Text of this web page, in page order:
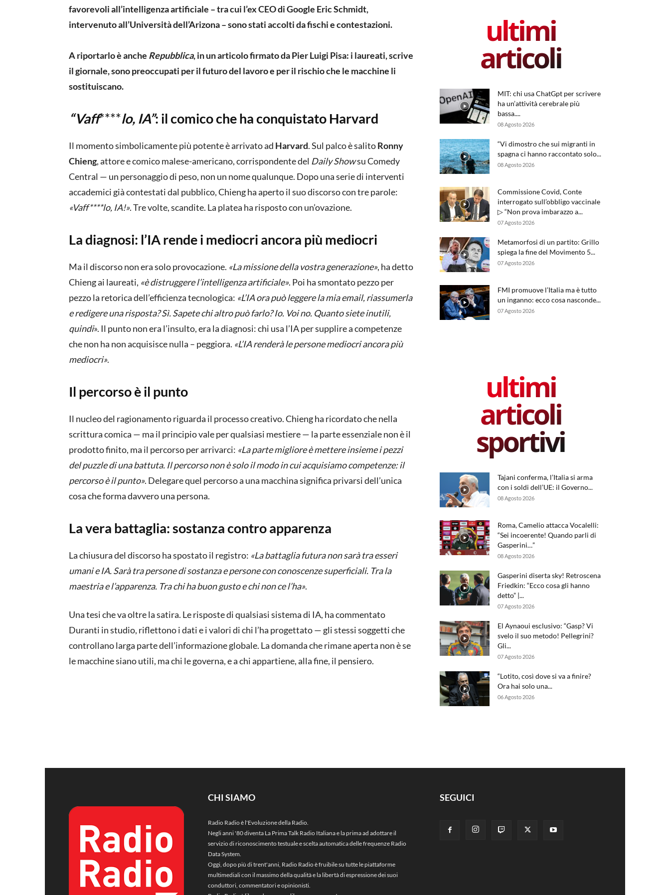
favorevoli all’intelligenza artificiale – tra cui l’ex CEO di Google Eric Schmidt,
intervenuto all’Università dell’Arizona – sono stati accolti da fischi e contestazioni.
A riportarlo è anche Repubblica, in un articolo firmato da Pier Luigi Pisa: i laureati, scrive
il giornale, sono preoccupati per il futuro del lavoro e per il rischio che le macchine li
sostituiscano.
“Vaff****lo, IA”: il comico che ha conquistato Harvard
Il momento simbolicamente più potente è arrivato ad Harvard. Sul palco è salitoRonny
Chieng, attore e comico malese-americano, corrispondente del Daily Showsu Comedy
Central — un personaggio di peso, non un nome qualunque. Dopo una serie di interventi
accademici già contestati dal pubblico, Chieng ha aperto il suo discorso con tre parole:
«Vaff****lo, IA!». Tre volte, scandite. La platea ha risposto con un’ovazione.
La diagnosi: l’IA rende i mediocri ancora più mediocri
Ma il discorso non era solo provocazione. «La missione della vostra generazione», ha detto
Chieng ai laureati, «è distruggere l’intelligenza artificiale». Poi ha smontato pezzo per
pezzo la retorica dell’efficienza tecnologica: «L’IA ora può leggere la mia email, riassumerla
e redigere una risposta? Sì. Sapete chi altro può farlo? Io. Voi no. Quanto siete inutili,
quindi». Il punto non era l’insulto, era la diagnosi: chi usa l’IA per supplire a competenze
che non ha non acquisisce nulla – peggiora. «L’IA renderà le persone mediocri ancora più
mediocri».
Il percorso è il punto
Il nucleo del ragionamento riguarda il processo creativo. Chieng ha ricordato che nella
scrittura comica — ma il principio vale per qualsiasi mestiere — la parte essenziale non è il
prodotto finito, ma il percorso per arrivarci: «La parte migliore è mettere insieme i pezzi
del puzzle di una battuta. Il percorso non è solo il modo in cui acquisiamo competenze: il
percorso è il punto». Delegare quel percorso a una macchina significa privarsi dell’unica
cosa che forma davvero una persona.
La vera battaglia: sostanza contro apparenza
La chiusura del discorso ha spostato il registro: «La battaglia futura non sarà tra esseri
umani e IA. Sarà tra persone di sostanza e persone con conoscenze superficiali. Tra la
maestria e l’apparenza. Tra chi ha buon gusto e chi non ce l’ha».
Una tesi che va oltre la satira. Le risposte di qualsiasi sistema di IA, ha commentato
Duranti in studio, riflettono i dati e i valori di chi l’ha progettato — gli stessi soggetti che
controllano larga parte dell’informazione globale. La domanda che rimane aperta non è se
le macchine siano utili, ma chi le governa, e a chi appartiene, alla fine, il pensiero.
ultimi
articoli
MIT: chi usa ChatGpt per scrivere
ha un’attività cerebrale più
bassa....
08 Agosto 2026
“Vi dimostro che sui migranti in
spagna ci hanno raccontato solo...
08 Agosto 2026
Commissione Covid, Conte
interrogato sull’obbligo vaccinale
▷ “Non prova imbarazzo a...
07 Agosto 2026
Metamorfosi di un partito: Grillo
spiega la fine del Movimento 5...
07 Agosto 2026
FMI promuove l’Italia ma è tutto
un inganno: ecco cosa nasconde...
07 Agosto 2026
ultimi
articoli
sportivi
Tajani conferma, l’Italia si arma
con i soldi dell’UE: il Governo...
08 Agosto 2026
Roma, Camelio attacca Vocalelli:
“Sei incoerente! Quando parli di
Gasperini…”
08 Agosto 2026
Gasperini diserta sky! Retroscena
Friedkin: “Ecco cosa gli hanno
detto” |...
07 Agosto 2026
El Aynaoui esclusivo: “Gasp? Vi
svelo il suo metodo! Pellegrini?
Gli...
07 Agosto 2026
“Lotito, così dove si va a finire?
Ora hai solo una...
06 Agosto 2026
CHI SIAMO
Radio Radio è l'Evoluzione della Radio.
Negli anni '80 diventa La Prima Talk Radio Italiana e la prima ad adottare il
servizio di riconoscimento testuale e scelta automatica delle frequenze Radio
Data System.
Oggi, dopo più di trent'anni, Radio Radio è fruibile su tutte le piattaforme
multimediali con il massimo della qualità e la libertà di espressione dei suoi
conduttori, commentatori e opinionisti.
SEGUICI